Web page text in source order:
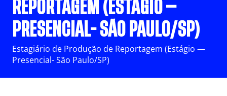
REPORTAGEM (ESTÁGIO —
PRESENCIAL- SÃO PAULO/SP)
Estagiário de Produção de Reportagem (Estágio —
Presencial- São Paulo/SP)